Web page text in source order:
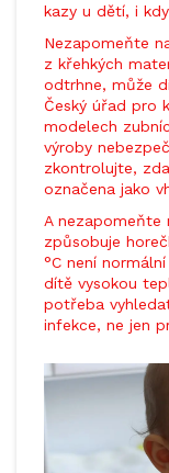
kazy u dětí, i
Nezapomeňte
z křehkých
odtrhne, může
Český úřad pro
modelech
výroby
zkontrolujte,
označena jako
A nezapomeňte
způsobuje
°C není
dítě vysokou
potřeba
infekce, ne jen